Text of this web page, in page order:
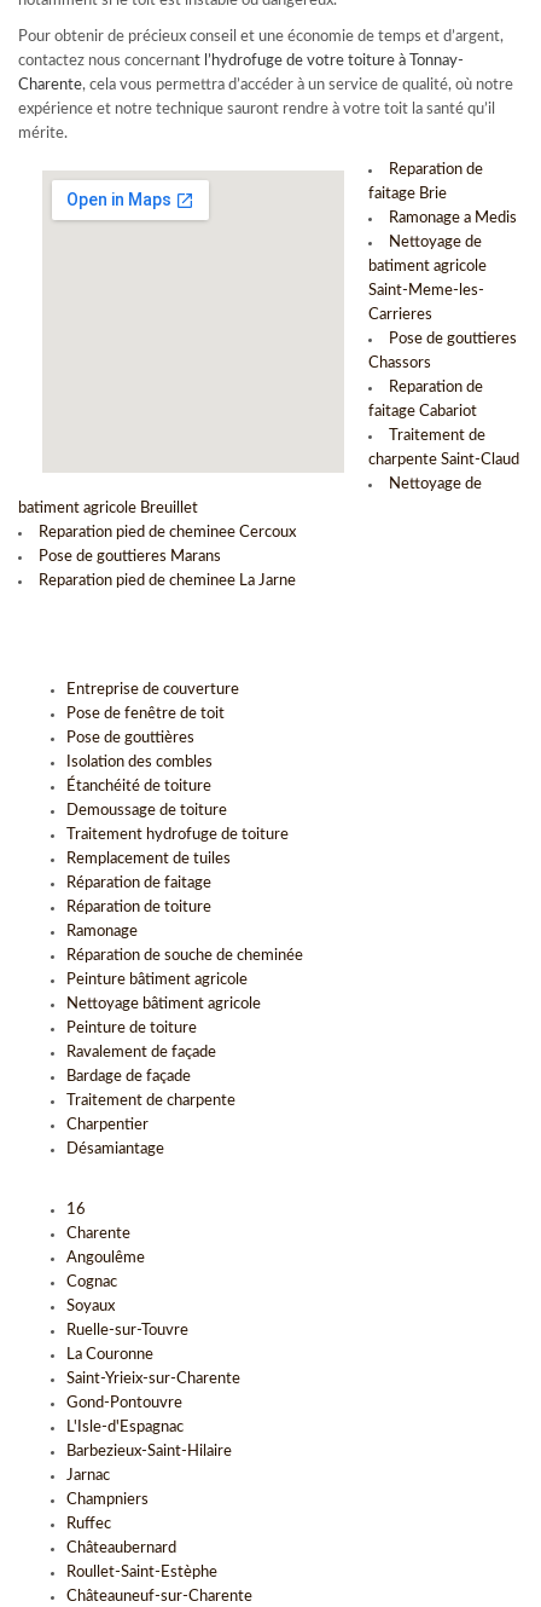
Pour obtenir de précieux conseil et une économie de temps et d’argent,
contactez nous concernant l’ hydrofuge de votre toiture à Tonnay-
Charente, cela vous permettra d’accéder à un service de qualité, où notre
expérience et notre technique sauront rendre à votre toit la santé qu’il
mérite.
Reparation de
faitage Brie
Ramonage a Medis
Nettoyage de
batiment agricole
Saint-Meme-les-
Carrieres
Pose de gouttieres
Chassors
Reparation de
faitage Cabariot
Traitement de
charpente Saint-Claud
Nettoyage de
batiment agricole Breuillet
Reparation pied de cheminee Cercoux
Pose de gouttieres Marans
Reparation pied de cheminee La Jarne
Entreprise de couverture
Pose de fenêtre de toit
Pose de gouttières
Isolation des combles
Étanchéité de toiture
Demoussage de toiture
Traitement hydrofuge de toiture
Remplacement de tuiles
Réparation de faitage
Réparation de toiture
Ramonage
Réparation de souche de cheminée
Peinture bâtiment agricole
Nettoyage bâtiment agricole
Peinture de toiture
Ravalement de façade
Bardage de façade
Traitement de charpente
Charpentier
Désamiantage
16
Charente
Angoulême
Cognac
Soyaux
Ruelle-sur-Touvre
La Couronne
Saint-Yrieix-sur-Charente
Gond-Pontouvre
L'Isle-d'Espagnac
Barbezieux-Saint-Hilaire
Jarnac
Champniers
Ruffec
Châteaubernard
Roullet-Saint-Estèphe
Châteauneuf-sur-Charente